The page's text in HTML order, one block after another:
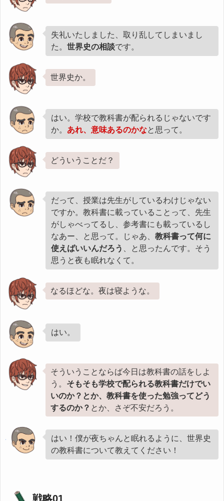
失礼いたしました、取り乱してしまいまし
た。 世界史の相談です。
世界史か。
はい。学校で教科書が配られるじゃないです
か。 あれ、意味あるのかなと思って。
どういうことだ？
だって、授業は先生がしているわけじゃない
ですか。教科書に載っていることって、先生
がしゃべってるし、参考書にも載っているし
なあー、と思って。じゃあ、 教科書って何に
使えばいいんだろう
、と思ったんです。そう
思うと夜も眠れなくて。
なるほどな。夜は寝ような。
はい。
そういうことならば今日は教科書の話をしよ
う。 そもそも学校で配られる教科書だけでい
いのか？とか、教科書を使った勉強ってどう
するのか？ とか、さぞ不安だろう。
はい！僕が夜ちゃんと眠れるように、世界史
の教科書について教えてください！
戦略01